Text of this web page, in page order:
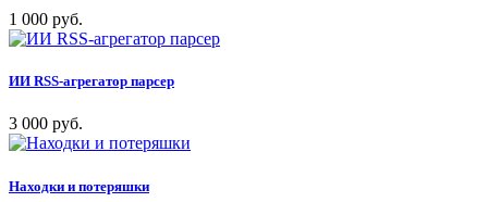
1 000 руб.
ИИ RSS-агрегатор парсер
3 000 руб.
Находки и потеряшки